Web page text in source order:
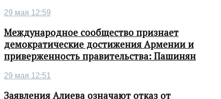
29 мая 12:59
Международное сообщество признает
демократические достижения Армении и
приверженность правительства: Пашинян
29 мая 12:51
Заявления Алиева означают отказ от